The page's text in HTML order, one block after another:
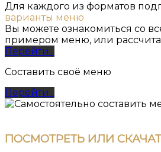
Для каждого из форматов
варианты меню
Вы можете ознакомиться со
примером меню, или
Перейти...
Составить своё меню
Перейти...
ПОСМОТРЕТЬ ИЛИ